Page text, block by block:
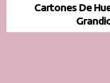
Cartones De